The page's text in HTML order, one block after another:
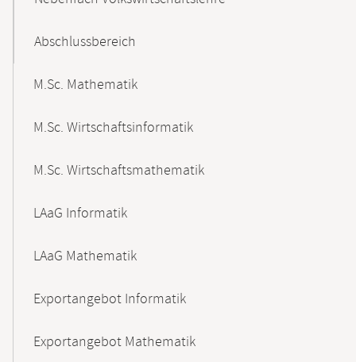
Abschlussbereich
M.Sc. Mathematik
M.Sc. Wirtschaftsinformatik
M.Sc. Wirtschaftsmathematik
LAaG Informatik
LAaG Mathematik
Exportangebot Informatik
Exportangebot Mathematik